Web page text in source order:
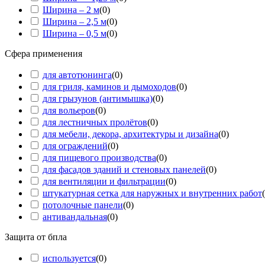
Ширина – 2 м(0)
Ширина – 2,5 м(0)
Ширина – 0,5 м(0)
Сфера применения
для автотюнинга(0)
для гриля, каминов и дымоходов(0)
для грызунов (антимышка)(0)
для вольеров(0)
для лестничных пролётов(0)
для мебели, декора, архитектуры и дизайна(0)
для ограждений(0)
для пищевого производства(0)
для фасадов зданий и стеновых панелей(0)
для вентиляции и фильтрации(0)
штукатурная сетка для наружных и внутренних работ(
потолочные панели(0)
антивандальная(0)
Защита от бпла
используется(0)